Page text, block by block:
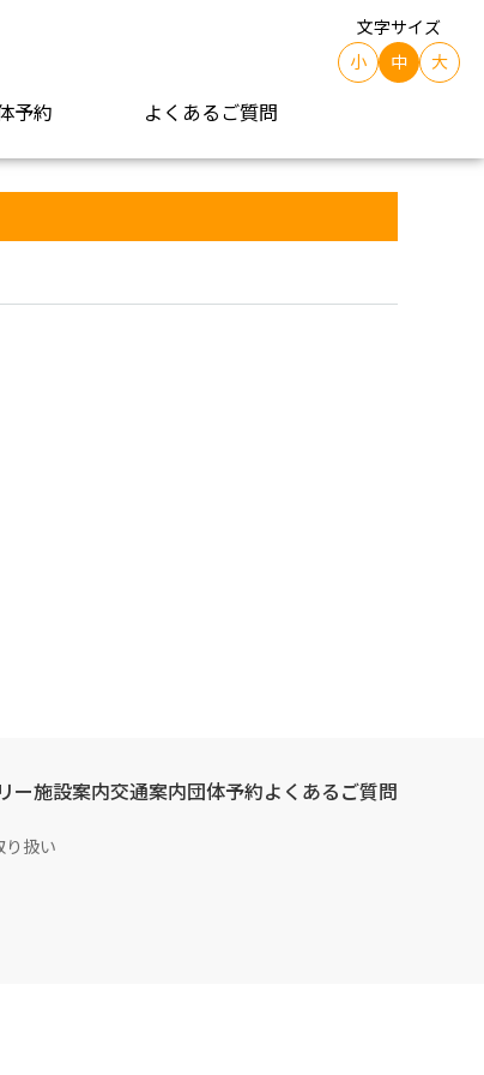
文字サイズ
小
中 大
予約 よくあるご質問
ー施設案内交通案内団体予約よくあるご質問
り扱い